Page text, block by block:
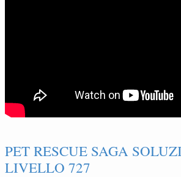
PET RESCUE SAGA
LIVELLO 727